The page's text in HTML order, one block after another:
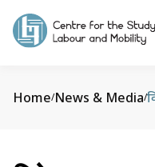
Home/News & Media/